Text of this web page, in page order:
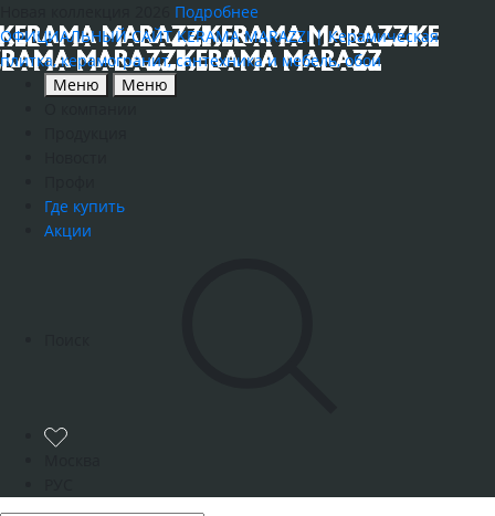
Подробнее
ОФИЦИАЛЬНЫЙ САЙТ KERAMA MARAZZI | Керамическая
плитка, керамогранит, сантехника и мебель, обои
Меню
Меню
Где купить
Акции